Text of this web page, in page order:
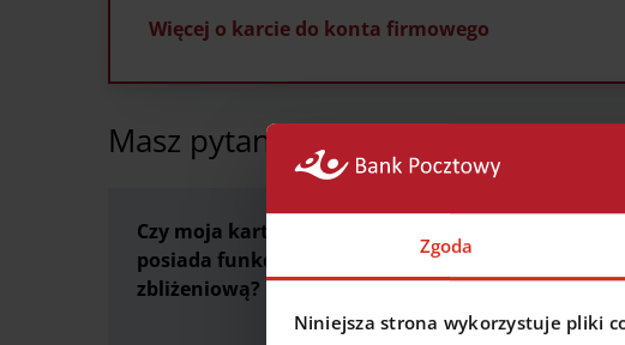
Zgoda
Niniejsza strona wykorzystuje pliki
Więcej o karcie do konta firmowego
Masz pytania? My mamy odpowiedzi
Czy moja karta
posiada funkcję
zbliżeniową?
zrobić jeśli zgubię
kartę?